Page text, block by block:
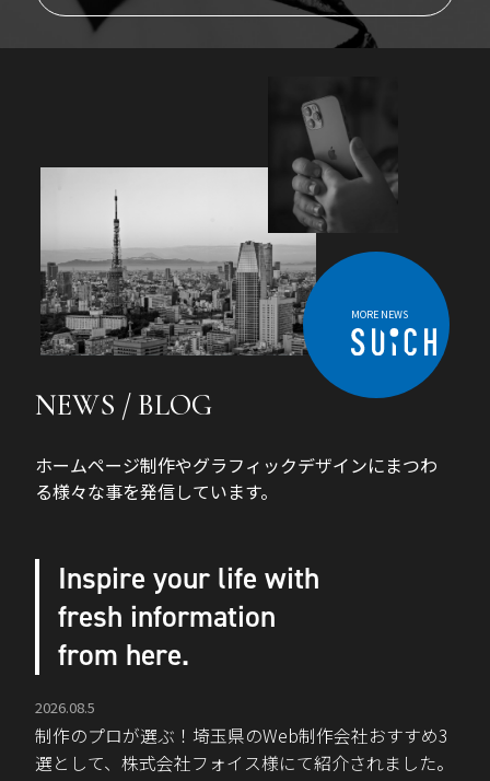
MORE NEWS
NEWS / BLOG
ホームページ制作やグラフィックデザインにまつわ
る様々な事を発信しています。
Inspire your life with
fresh information
from here.
2026.08.5
制作のプロが選ぶ！埼玉県のWeb制作会社おすすめ3
選として、株式会社フォイス様にて紹介されました。